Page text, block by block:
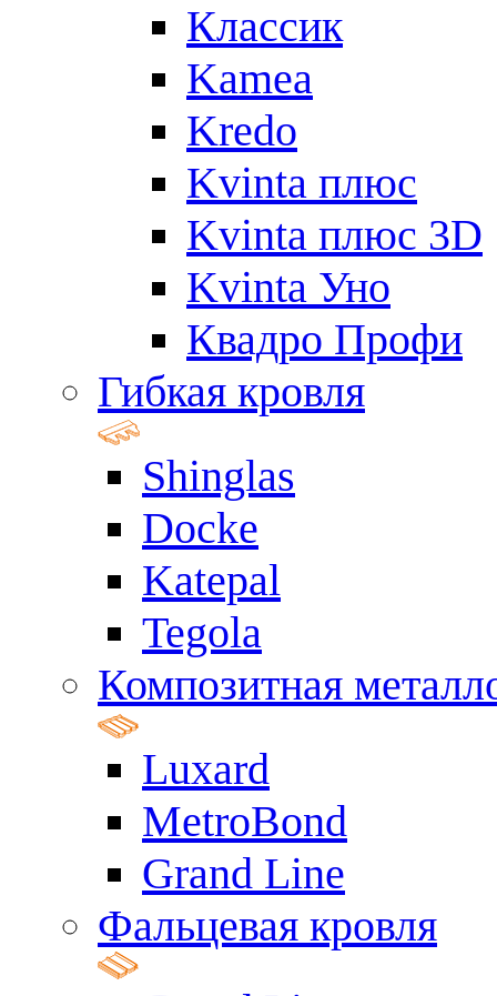
Классик
Kamea
Kredo
Kvinta плюс
Kvinta плюс 3D
Kvinta Уно
Квадро Профи
Гибкая кровля
Shinglas
Docke
Katepal
Tegola
Композитная
Luxard
MetroBond
Grand Line
Фальцевая кровля